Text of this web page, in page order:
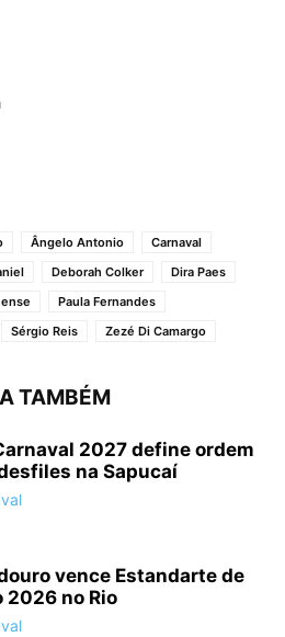
Leopoldinense (Foto: Daniel
Leopoldinense (Foto: Daniel
da Cultura)
Ângelo Antonio
Carnaval
Deborah Colker
Dira Paes
Paula Fernandes
Sérgio Reis Zezé Di Camargo
TAMBÉM
2027 define ordem
na Sapucaí
vence Estandarte de
2026 no Rio